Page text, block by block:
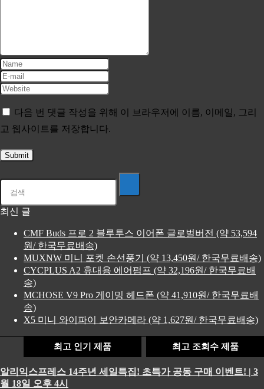
다음 번 댓글 작성을 위해 이 브라우저에 이름, 이메일, 그리
고 웹사이트를 저장합니다.
최신 글
CMF Buds 프로 2 블루투스 이어폰 글로벌버전 (약 53,594
원/ 한국무료배송)
MUXNW 미니 포켓 손선풍기 (약 13,450원/ 한국무료배송)
CYCPLUS A2 휴대용 에어펌프 (약 32,196원/ 한국무료배
송)
MCHOSE V9 Pro 게이밍 헤드폰 (약 41,910원/ 한국무료배
송)
X5 미니 와이파이 보안카메라 (약 1,627원/ 한국무료배송)
최고 인기 제품 최고 조회수 제품
알리익스프레스 14주년 세일특집! 초특가 공동 구매 이벤트! | 3
월 18일 오후 4시